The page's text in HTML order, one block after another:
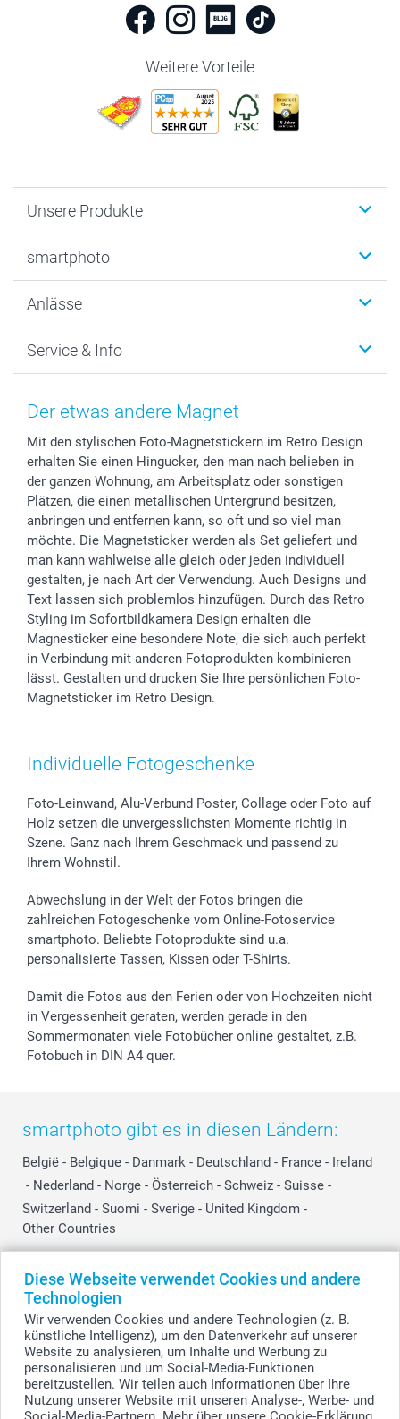
Diese Webseite verwendet Cookies und andere
Technologien
Wir verwenden Cookies und andere Technologien (z. B.
künstliche Intelligenz), um den Datenverkehr auf unserer
Website zu analysieren, um Inhalte und Werbung zu
personalisieren und um Social-Media-Funktionen
bereitzustellen. Wir teilen auch Informationen über Ihre
Nutzung unserer Website mit unseren Analyse-, Werbe- und
Weitere Vorteile
Unsere Produkte
Fotogeschenke
MyNameBook
Fotoabzüge, Fotos als Buch & Poster
Zubehör & Material
Sticker & Etiketten
Geschenk-Gutscheine (PDF)
smartphoto
Warum smartphoto
Datenschutz
AGB
Presse
Partnerprogramme
Investor Relations
B2B smartbusiness
Widerrufsrecht
Anlässe
Neujahr
Muttertag
Kommunion & Konfirmation
Hochzeit
Geburtstag
Geburt
Zu allen Anlässen
Service & Info
Preise und Versandkosten
48h Lieferung
Zahlungsmöglichkeiten
Anmelden /Registrieren
Sitemap
Status der Bestellung
smartfriends
smartgarantie
smartbonus
Der etwas andere Magnet
Mit den stylischen Foto-Magnetstickern im Retro Design
erhalten Sie einen Hingucker, den man nach belieben in
der ganzen Wohnung, am Arbeitsplatz oder sonstigen
Plätzen, die einen metallischen Untergrund besitzen,
anbringen und entfernen kann, so oft und so viel man
möchte. Die Magnetsticker werden als Set geliefert und
man kann wahlweise alle gleich oder jeden individuell
gestalten, je nach Art der Verwendung. Auch Designs und
Text lassen sich problemlos hinzufügen. Durch das Retro
Styling im Sofortbildkamera Design erhalten die
Magnesticker eine besondere Note, die sich auch perfekt
in Verbindung mit anderen Fotoprodukten kombinieren
lässt. Gestalten und drucken Sie Ihre persönlichen Foto-
Magnetsticker im Retro Design.
Individuelle Fotogeschenke
Foto-Leinwand, Alu-Verbund Poster, Collage oder Foto auf
Holz setzen die unvergesslichsten Momente richtig in
Szene. Ganz nach Ihrem Geschmack und passend zu
Ihrem Wohnstil.
Abwechslung in der Welt der Fotos bringen die
zahlreichen Fotogeschenke vom Online-Fotoservice
smartphoto. Beliebte Fotoprodukte sind u.a.
personalisierte Tassen, Kissen oder T-Shirts.
Damit die Fotos aus den Ferien oder von Hochzeiten nicht
in Vergessenheit geraten, werden gerade in den
Sommermonaten viele Fotobücher online gestaltet, z.B.
Fotobuch in DIN A4 quer.
smartphoto gibt es in diesen Ländern:
België - Belgique - Danmark - Deutschland - France - Ireland
- Nederland - Norge - Österreich - Schweiz - Suisse -
Switzerland - Suomi - Sverige - United Kingdom -
Other Countries
© smartphoto Group. Alle Rechte vorbehalten.
Alle Preise verstehen sich in Schweizer Franken (CHF) inkl. MwSt. und zzgl.